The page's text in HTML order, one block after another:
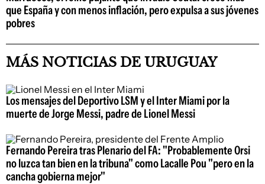
que España y con menos inflación, pero expulsa a sus jóvenes
pobres
MÁS NOTICIAS DE URUGUAY
Los mensajes del Deportivo LSM y el Inter Miami por la
muerte de Jorge Messi, padre de Lionel Messi
Fernando Pereira tras Plenario del FA: "Probablemente Orsi
no luzca tan bien en la tribuna" como Lacalle Pou "pero en la
cancha gobierna mejor"